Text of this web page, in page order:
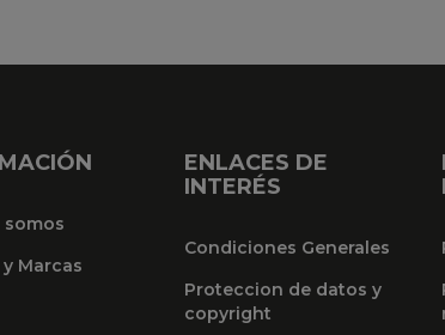
somos
Marcas
ENLACES DE
INTERÉS
Condiciones Generales
Proteccion de datos y
copyright